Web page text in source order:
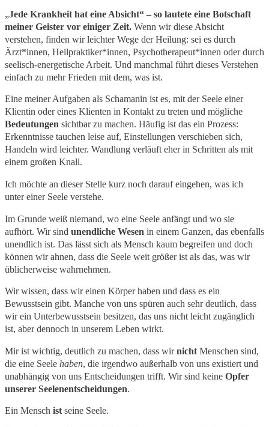
„Jede Krankheit hat eine Absicht“ – so lautete eine Botschaft
meiner Geister vor einiger Zeit. Wenn wir diese Absicht
verstehen, finden wir leichter Wege der Heilung: sei es durch
Ärzt*innen, Heilpraktiker*innen, Psychotherapeut*innen oder durch
seelisch-energetische Arbeit. Und manchmal führt dieses Verstehen
einfach zu mehr Frieden mit dem, was ist.
Eine meiner Aufgaben als Schamanin ist es, mit der Seele einer
Klientin oder eines Klienten in Kontakt zu treten und mögliche
Bedeutungen sichtbar zu machen. Häufig ist das ein Prozess:
Erkenntnisse tauchen leise auf, Einstellungen verschieben sich,
Handeln wird leichter. Wandlung verläuft eher in Schritten als mit
einem großen Knall.
Ich möchte an dieser Stelle kurz noch darauf eingehen, was ich
unter einer Seele verstehe.
Im Grunde weiß niemand, wo eine Seele anfängt und wo sie
aufhört. Wir sind unendliche Wesen in einem Ganzen, das ebenfalls
unendlich ist. Das lässt sich als Mensch kaum begreifen und doch
können wir ahnen, dass die Seele weit größer ist als das, was wir
üblicherweise wahrnehmen.
Wir wissen, dass wir einen Körper haben und dass es ein
Bewusstsein gibt. Manche von uns spüren auch sehr deutlich, dass
wir ein Unterbewusstsein besitzen, das uns nicht leicht zugänglich
ist, aber dennoch in unserem Leben wirkt.
Mir ist wichtig, deutlich zu machen, dass wirnicht Menschen sind,
die eine Seele haben, die irgendwo außerhalb von uns existiert und
unabhängig von uns Entscheidungen trifft. Wir sind keine Opfer
unserer Seelenentscheidungen.
Ein Mensch istseine Seele.